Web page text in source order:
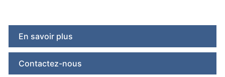
En savoir plus
Contactez-nous